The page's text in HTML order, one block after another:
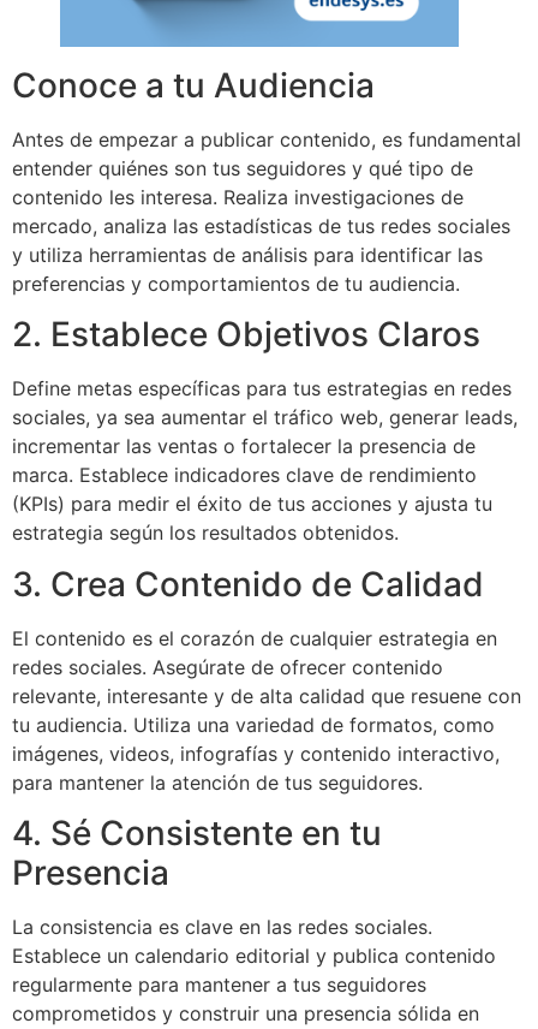
Conoce a tu Audiencia
Antes de empezar a publicar contenido, es fundamental
entender quiénes son tus seguidores y qué tipo de
contenido les interesa. Realiza investigaciones de
mercado, analiza las estadísticas de tus redes sociales
y utiliza herramientas de análisis para identificar las
preferencias y comportamientos de tu audiencia.
2. Establece Objetivos Claros
Define metas específicas para tus estrategias en redes
sociales, ya sea aumentar el tráfico web, generar leads,
incrementar las ventas o fortalecer la presencia de
marca. Establece indicadores clave de rendimiento
(KPIs) para medir el éxito de tus acciones y ajusta tu
estrategia según los resultados obtenidos.
3. Crea Contenido de Calidad
El contenido es el corazón de cualquier estrategia en
redes sociales. Asegúrate de ofrecer contenido
relevante, interesante y de alta calidad que resuene con
tu audiencia. Utiliza una variedad de formatos, como
imágenes, videos, infografías y contenido interactivo,
para mantener la atención de tus seguidores.
4. Sé Consistente en tu
Presencia
La consistencia es clave en las redes sociales.
Establece un calendario editorial y publica contenido
regularmente para mantener a tus seguidores
comprometidos y construir una presencia sólida en